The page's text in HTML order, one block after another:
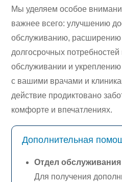
Мы уделяем особое
важнее всего: улучшению
обслуживанию, расширению
долгосрочных
обслуживании и
с вашими врачами и
действие продиктовано
комфорте и впечатлениях.
Дополнительная
Отдел
Для получения